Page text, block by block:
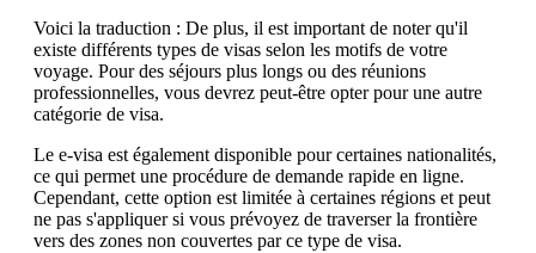
Voici la traduction : De plus, il est important de noter qu'il
existe différents types de visas selon les motifs de votre
voyage. Pour des séjours plus longs ou des réunions
professionnelles, vous devrez peut-être opter pour une autre
catégorie de visa.
Le e-visa est également disponible pour certaines nationalités,
ce qui permet une procédure de demande rapide en ligne.
Cependant, cette option est limitée à certaines régions et peut
ne pas s'appliquer si vous prévoyez de traverser la frontière
vers des zones non couvertes par ce type de visa.